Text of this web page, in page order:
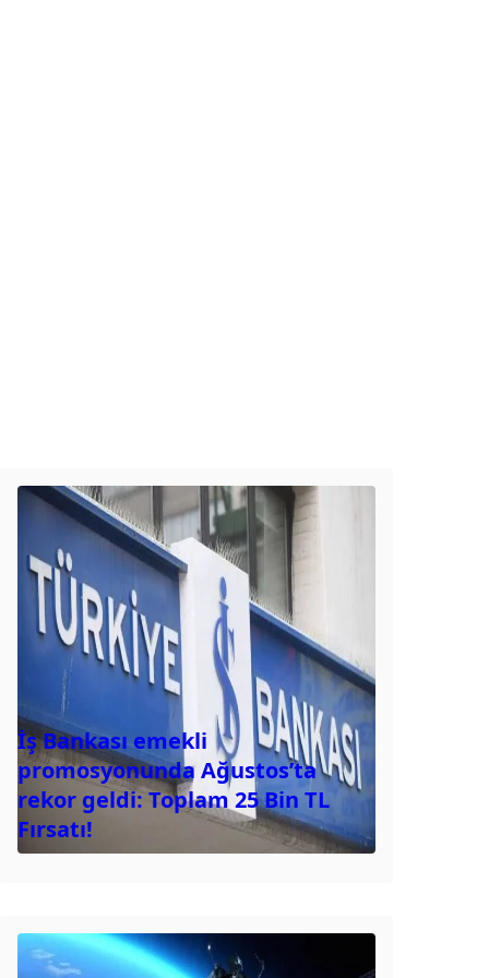
İş Bankası emekli
promosyonunda Ağustos’ta
rekor geldi: Toplam 25 Bin TL
Fırsatı!